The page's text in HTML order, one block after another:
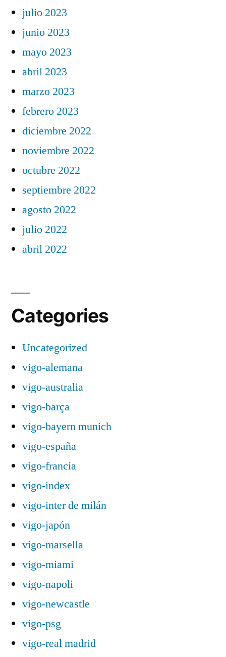
julio 2023
junio 2023
mayo 2023
abril 2023
marzo 2023
febrero 2023
diciembre 2022
noviembre 2022
octubre 2022
septiembre 2022
agosto 2022
julio 2022
abril 2022
Categories
Uncategorized
vigo-alemana
vigo-australia
vigo-barça
vigo-bayern munich
vigo-españa
vigo-francia
vigo-index
vigo-inter de milán
vigo-japón
vigo-marsella
vigo-miami
vigo-napoli
vigo-newcastle
vigo-psg
vigo-real madrid